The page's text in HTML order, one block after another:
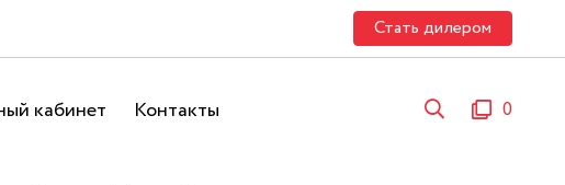
Стать дилером
кабинет Контакты 0